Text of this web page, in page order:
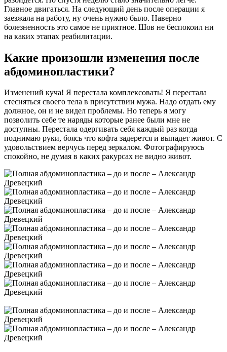
Главное двигаться. На следующий день после операции я
заезжала на работу, ну очень нужно было. Наверно
болезненность это самое не приятное. Шов не беспокоил ни
на каких этапах реабилитации.
Какие произошли изменения после
абдоминопластики?
Изменений куча! Я перестала комплексовать! Я перестала
стесняться своего тела в присутствии мужа. Надо отдать ему
должное, он и не видел проблемы. Но теперь я могу
позволить себе те наряды которые ранее были мне не
доступны. Перестала одергивать себя каждый раз когда
поднимаю руки, боясь что кофта задерется и выпадет живот. С
удовольствием верчусь перед зеркалом. Фотографируюсь
спокойно, не думая в каких ракурсах не видно живот.